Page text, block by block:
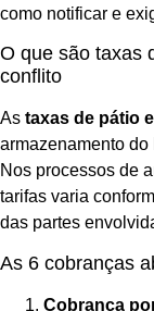
como notificar e
O que são taxas
conflito
As taxas de pátio
armazenamento do
Nos processos de
tarifas varia
das partes
As 6 cobranças
Cobrança